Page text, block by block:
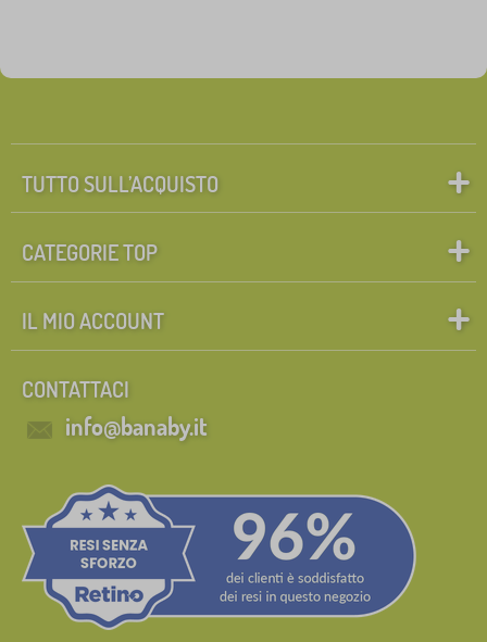
TUTTO SULL’ACQUISTO
CATEGORIE TOP
IL MIO ACCOUNT
CONTATTACI
info@banaby.it